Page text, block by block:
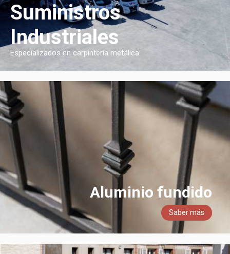
Suministros
Industriales
Especializados en carpintería metálica
Aluminio fundido
Saber más